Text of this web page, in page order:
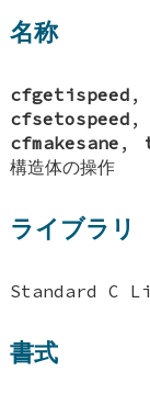
名称
cfgetispeed
cfsetospeed
cfmakesane ,
構造体の操作
ライブラリ
Standard C
書式